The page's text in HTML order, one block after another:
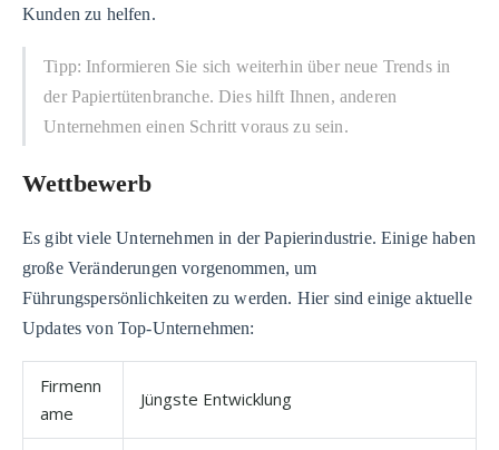
Kunden zu helfen.
Tipp: Informieren Sie sich weiterhin über neue Trends in
der Papiertütenbranche. Dies hilft Ihnen, anderen
Unternehmen einen Schritt voraus zu sein.
Wettbewerb
Es gibt viele Unternehmen in der Papierindustrie. Einige haben
große Veränderungen vorgenommen, um
Führungspersönlichkeiten zu werden. Hier sind einige aktuelle
Updates von Top-Unternehmen:
Firmenn
ame
Jüngste Entwicklung